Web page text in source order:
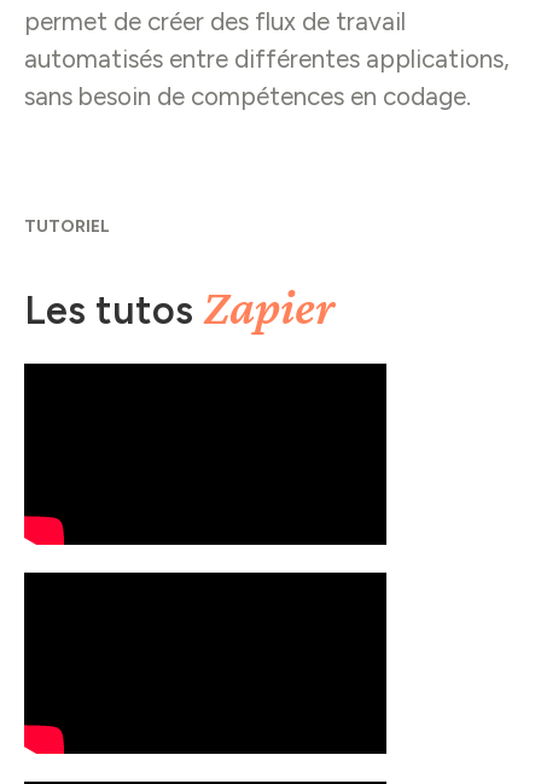
permet de créer des flux de travail
automatisés entre différentes applications,
sans besoin de compétences en codage.
TUTORIEL
Les tutos Zapier